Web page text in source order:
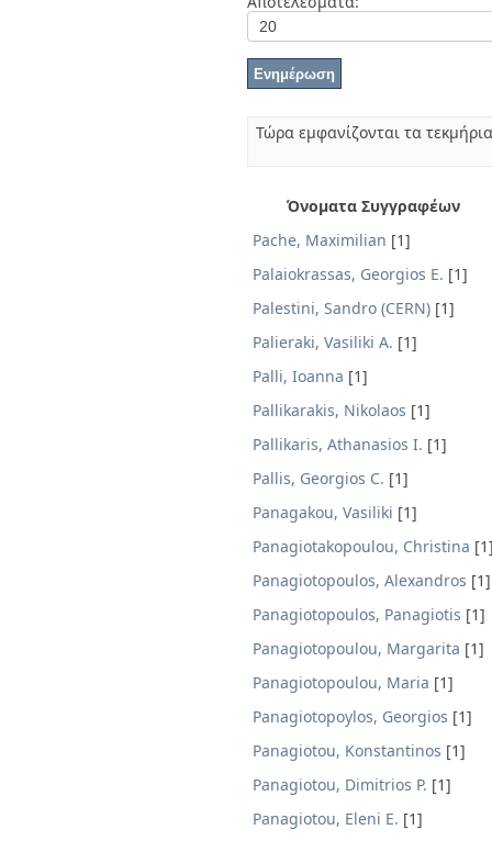
Τώρα εμφανίζονται τα
Όνοματα Συγγραφέων
Pache, Maximilian [1]
Palaiokrassas, Georgios E. [1]
Palestini, Sandro (CERN) [1]
Palieraki, Vasiliki A. [1]
Palli, Ioanna [1]
Pallikarakis, Nikolaos [1]
Pallikaris, Athanasios I. [1]
Pallis, Georgios C. [1]
Panagakou, Vasiliki [1]
Panagiotakopoulou, Christina
Panagiotopoulos, Alexandros [1]
Panagiotopoulos, Panagiotis [1]
Panagiotopoulou, Margarita [1]
Panagiotopoulou, Maria [1]
Panagiotopoylos, Georgios [1]
Panagiotou, Konstantinos [1]
Panagiotou, Dimitrios P. [1]
Panagiotou, Eleni E. [1]